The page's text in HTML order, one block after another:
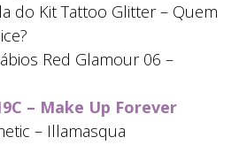
do Kit Tattoo Glitter – Quem
Red Glamour 06 –
– Make Up Forever
– Illamasqua